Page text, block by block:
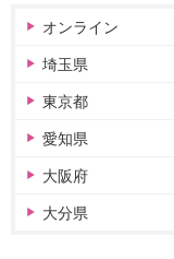
オンライン
埼玉県
東京都
愛知県
大阪府
大分県